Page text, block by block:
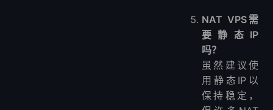
NAT VPS需
要静态IP
吗？
虽然建议使
用静态IP以
保持稳定，